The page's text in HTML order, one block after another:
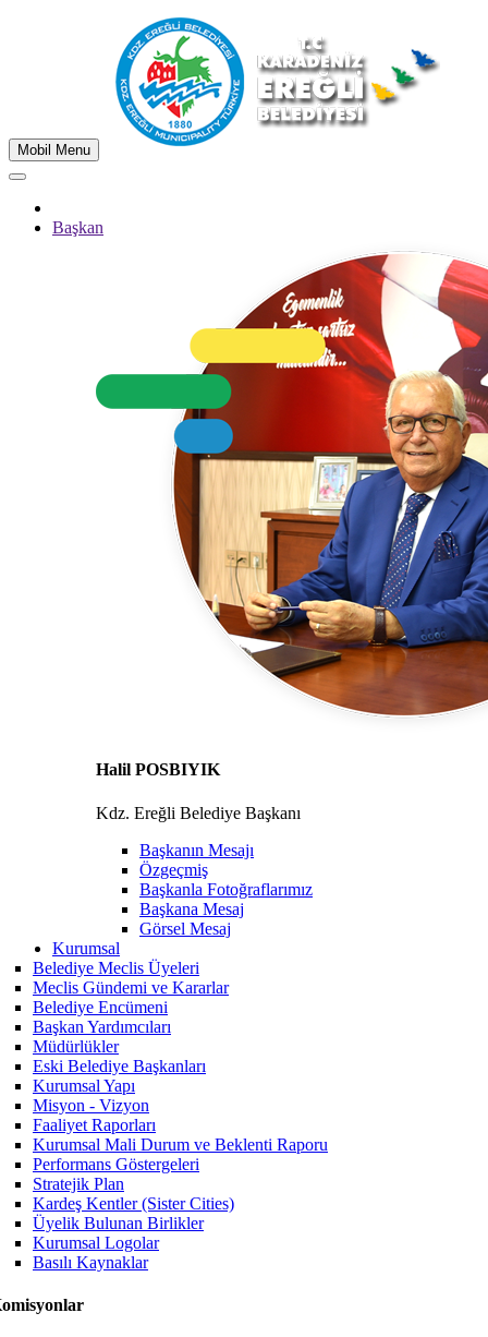
Mobil Menu
Başkan
Halil POSBIYIK
Kdz. Ereğli Belediye Başkanı
Başkanın Mesajı
Özgeçmiş
Başkanla Fotoğraflarımız
Başkana Mesaj
Görsel Mesaj
Kurumsal
Belediye Meclis Üyeleri
Meclis Gündemi ve Kararlar
Belediye Encümeni
Başkan Yardımcıları
Müdürlükler
Eski Belediye Başkanları
Kurumsal Yapı
Misyon - Vizyon
Faaliyet Raporları
Kurumsal Mali Durum ve Beklenti Raporu
Performans Göstergeleri
Stratejik Plan
Kardeş Kentler (Sister Cities)
Üyelik Bulunan Birlikler
Kurumsal Logolar
Basılı Kaynaklar